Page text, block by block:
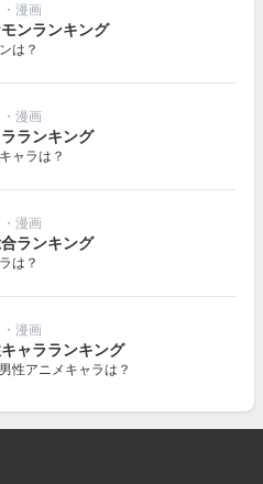
漫画
ンランキング
は？
漫画
ランキング
ャラは？
漫画
ランキング
は？
漫画
ャラランキング
性アニメキャラは？